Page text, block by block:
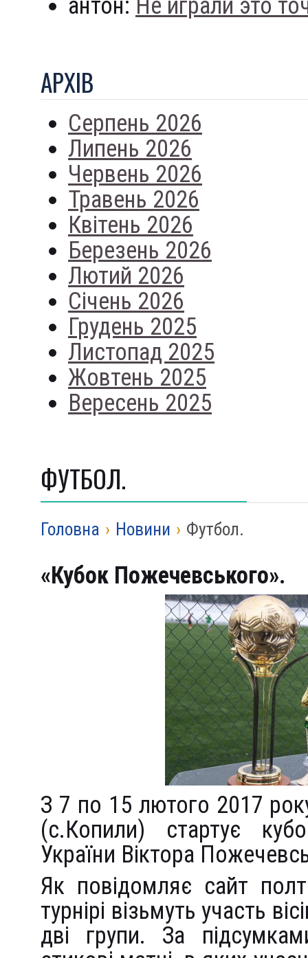
антон: Не играли это
АРХIВ
Серпень 2026
Липень 2026
Червень 2026
Травень 2026
Квітень 2026
Березень 2026
Лютий 2026
Січень 2026
Грудень 2025
Листопад 2025
Жовтень 2025
Вересень 2025
ФУТБОЛ.
Головна › Новини › Футбол.
«Кубок Пожечевського».
З 7 по 15 лютого 2017
(с.Копили) стартує
України Віктора
Як повідомляє сайт
турнірі візьмуть участь
дві групи. За